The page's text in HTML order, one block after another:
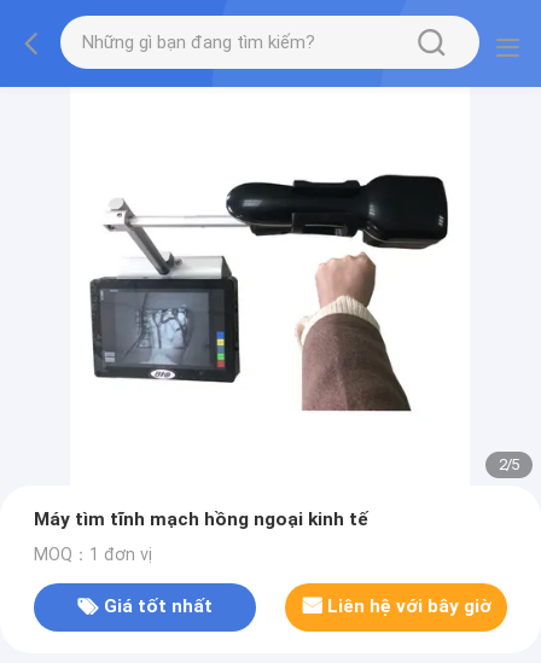
2/5
Máy tìm tĩnh mạch hồng ngoại kinh tế
MOQ：1 đơn vị
Giá tốt nhất Liên hệ với bây giờ